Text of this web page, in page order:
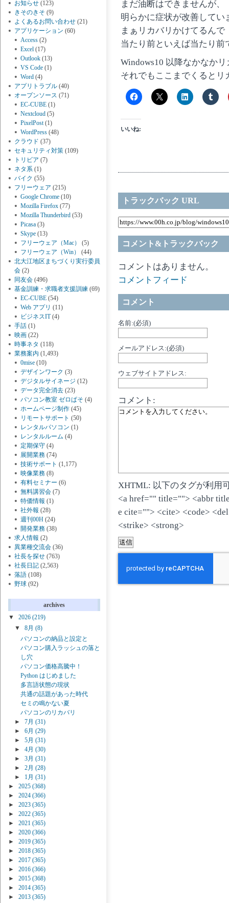
お知らせ (123)
きそのきそ (9)
よくあるお問い合わせ (21)
アプリケーション (60)
Access (2)
Excel (17)
Outlook (13)
VS Code (1)
Word (4)
アプリトラブル (40)
オープンソース (71)
EC-CUBE (1)
Nextcloud (5)
PixelPost(1)
WordPress (48)
クラウド (37)
セキュリティ対策 (109)
トリビア (7)
ネタ系 (1)
バイク (55)
フリーウェア (215)
Google Chrome (10)
Mozilla Firefox (77)
Mozilla Thunderbird (53)
Picasa (3)
Skype (13)
フリーウェア（Mac）
(5)
フリーウェア（Win）
(44)
北大江地区まちづくり実行委員
会 (2)
同友会 (496)
基金訓練・求職者支援訓練 (69)
EC-CUBE (54)
Web アプリ (11)
ビジネスIT(4)
手話 (1)
映画 (22)
時事ネタ (118)
業務案内 (1,493)
0mise (10)
デザインワーク (3)
デジタルサイネージ (12)
データ完全消去 (23)
パソコン教室 ゼロぱそ (4)
ホームページ制作 (45)
リモートサポート (50)
レンタルパソコン (1)
レンタルルーム (4)
定期保守 (4)
展開業務 (74)
技術サポート (1,177)
映像業務 (8)
有料セミナー (6)
無料講習会 (7)
特価情報 (1)
社外報 (28)
週刊00H (24)
開発業務 (38)
求人情報 (2)
異業種交流会 (36)
社長を探せ (763)
社長日記 (2,563)
落語 (108)
野球 (92)
archives
▼
2026 (219)
▼
8月 (8)
パソコンの納品と設定と
パソコン購入ラッシュの落と
し穴
パソコン価格高騰中！
Python はじめました
多言語状態の現状
共通の話題があった時代
セミの鳴かない夏
パソコンのリカバリ
►
7月 (31)
►
6月 (29)
►
5月 (31)
►
4月 (30)
►
3月 (31)
►
2月 (28)
►
1月 (31)
►
2025 (368)
►
2024 (366)
►
2023 (365)
►
2022 (365)
►
2021 (365)
►
2020 (366)
►
2019 (365)
►
2018 (365)
►
2017 (365)
►
2016 (366)
►
2015 (368)
►
2014 (365)
►
2013 (365)
まだ油断はできませんが、
明らかに症状が改善してい
まぁリカバリかけてるんで
当たり前といえば当たり前
Windows10 以降なかなか
それでもここまでくるとリ
いいね:
トラックバック URL
コメント&トラックバック
コメントはありません。
コメントフィード
コメント
名前:(必須)
メールアドレス:(必須)
ウェブサイトアドレス:
コメント:
XHTML: 以下のタグが利用
<a href="" title=""> <abbr
e cite=""> <cite> <code>
<strike> <strong>